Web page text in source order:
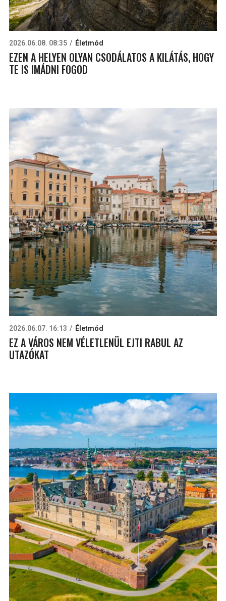
2026.06.08. 08:35 Életmód
EZEN A HELYEN OLYAN CSODÁLATOS A KILÁTÁS, HOGY
TE IS IMÁDNI FOGOD
2026.06.07. 16:13 Életmód
EZ A VÁROS NEM VÉLETLENÜL EJTI RABUL AZ
UTAZÓKAT